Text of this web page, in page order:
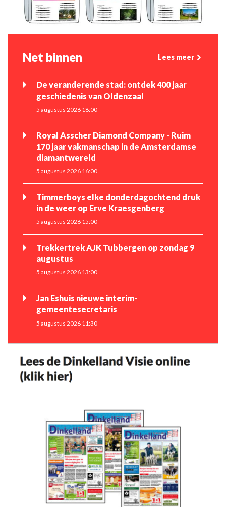
Net binnen Lees meer
De veranderende stad: ontdek 400 jaar
geschiedenis van Oldenzaal
5 augustus 2026 18:00
Royal Asscher Diamond Company - Ruim
170 jaar vakmanschap in de Amsterdamse
diamantwereld
5 augustus 2026 16:00
Timmerboys elke donderdagochtend druk
in de weer op Erve Kraesgenberg
5 augustus 2026 15:00
Trekkertrek AJK Tubbergen op zondag 9
augustus
5 augustus 2026 13:00
Jan Eshuis nieuwe interim-
gemeentesecretaris
5 augustus 2026 11:30